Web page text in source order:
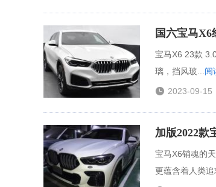
国六宝马
宝马X6 23款
璃，挡风玻... 阅
 2023-09-15
加版2022款
宝马X6销魂的
更蕴含着人类追